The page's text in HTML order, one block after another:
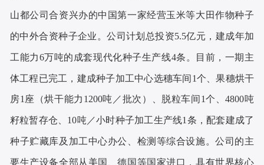
山都公司合资兴办的中国第一家经营玉米等大田作物种子
的中外合资种子企业。公司计划总投资5.5亿元，建成年加
工能力6万吨的成套现代化种子生产线4条。目前，一期主
体工程已完工，建成种子加工中心选穗车间1个、果穗烘干
房1座（烘干能力1200吨／批次）、脱粒车间1个、4800吨
籽粒暂存仓、10吨／小时种子加工生产线1条，配套建成了
种子贮藏库及加工中心办公、检测等综合设施。公司的主
要生产设备全部从美国、德国等国家进口，具有世界核心